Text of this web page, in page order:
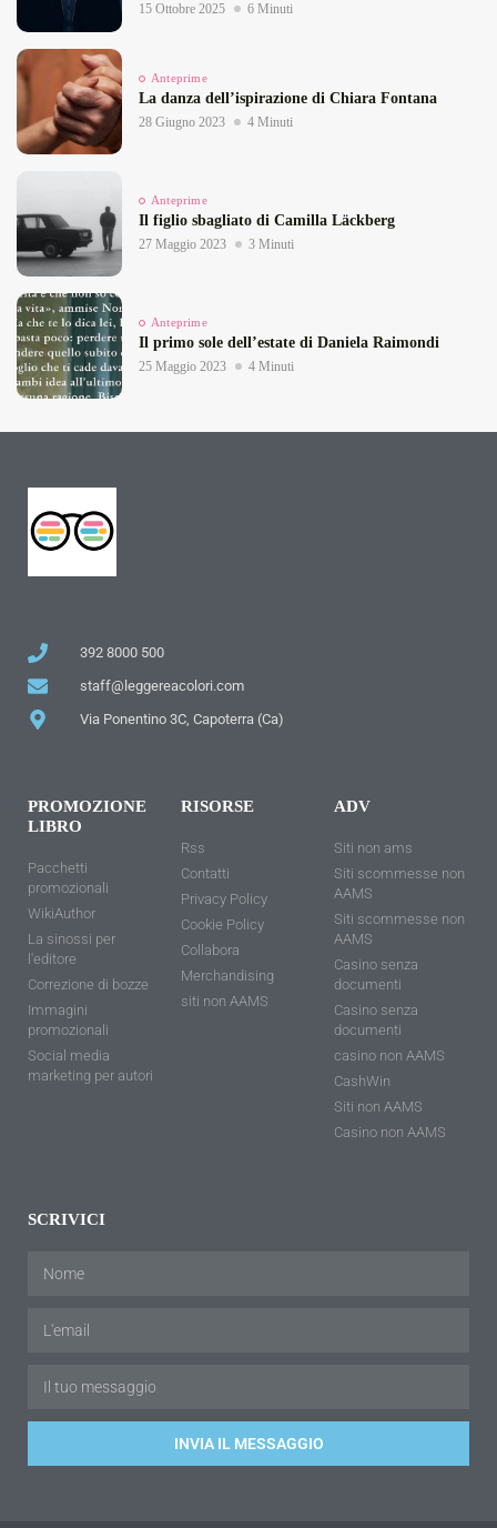
15 Ottobre 2025 6 Minuti
Anteprime
La danza dell’ispirazione di Chiara Fontana
28 Giugno 2023 4 Minuti
Anteprime
Il figlio sbagliato di Camilla Läckberg
27 Maggio 2023 3 Minuti
Anteprime
Il primo sole dell’estate di Daniela Raimondi
25 Maggio 2023 4 Minuti
392 8000 500
staff@leggereacolori.com
Via Ponentino 3C, Capoterra (Ca)
PROMOZIONE
LIBRO
Pacchetti
promozionali
WikiAuthor
La sinossi per
l'editore
Correzione di bozze
Immagini
promozionali
Social media
marketing per autori
RISORSE
Rss
Contatti
Privacy Policy
Cookie Policy
Collabora
Merchandising
siti non AAMS
ADV
Siti non ams
Siti scommesse non
AAMS
Siti scommesse non
AAMS
Casino senza
documenti
Casino senza
documenti
casino non AAMS
CashWin
Siti non AAMS
Casino non AAMS
SCRIVICI
INVIA IL MESSAGGIO